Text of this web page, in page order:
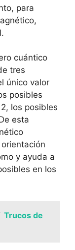
para
cuántico
tres
único valor
posibles
los posibles
esta
y ayuda a
en los
Trucos de